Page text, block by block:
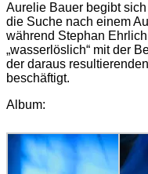
Aurelie Bauer begibt sich
die Suche nach einem
während Stephan
„wasserlöslich“ mit der
der daraus
beschäftigt.
Album: